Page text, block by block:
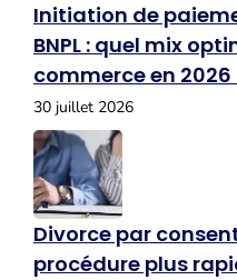
Initiation de
BNPL : quel mix
commerce en 2026
30 juillet 2026
Divorce par
procédure plus